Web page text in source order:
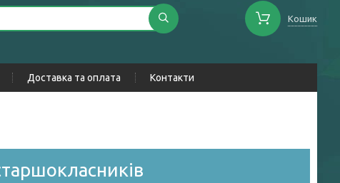
Кошик
Доставка та оплата Контакти